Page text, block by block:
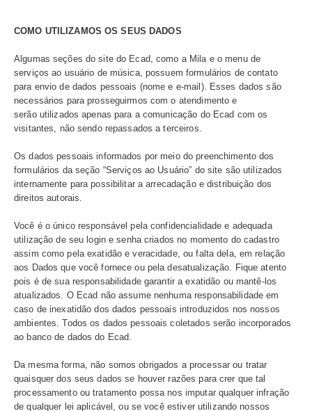
– Quando atualiza seu cadastro;
– Quando realiza solicitação de Ecad.Tec Rádio;
– Quando preenche os formulários: Arr008e – Roteiro de
musical – web/usuários gerais;
– Quando solicita dispensa de cobrança, por meio do
– Quando realiza uma simulação de cálculo;
– Quando se cadastra no Ecadnet para acessar todo o
nacional e estrangeiro cadastrado no banco de dados do
Ocasiões em que obtemos os seus dados:
– Quando você navega nos nossos ambientes na
– Quando consultamos fontes externas, inclusive de